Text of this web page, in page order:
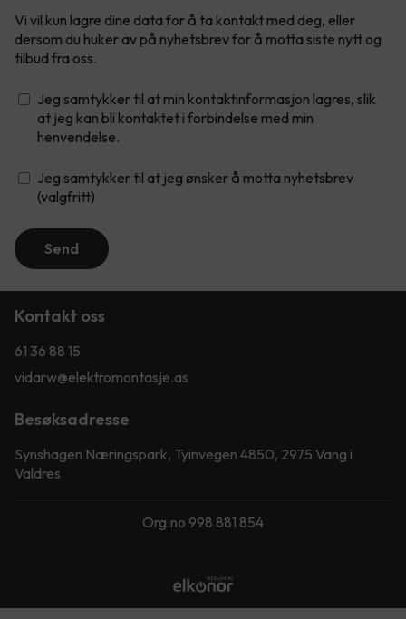
Vi vil kun lagre dine data for å ta kontakt med deg, eller
dersom du huker av på nyhetsbrev for å motta siste nytt og
tilbud fra oss.
Jeg samtykker til at min kontaktinformasjon lagres, slik
at jeg kan bli kontaktet i forbindelse med min
henvendelse.
Jeg samtykker til at jeg ønsker å motta nyhetsbrev
(valgfritt)
Send
Kontakt oss
61 36 88 15
vidarw@elektromontasje.as
Besøksadresse
Synshagen Næringspark, Tyinvegen 4850, 2975 Vang i
Valdres
Org.no 998 881 854